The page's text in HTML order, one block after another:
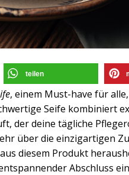
teilen
, einem Must-have für
Seife kombiniert
der deine tägliche
über die einzigartigen
diesem Produkt
Abschluss